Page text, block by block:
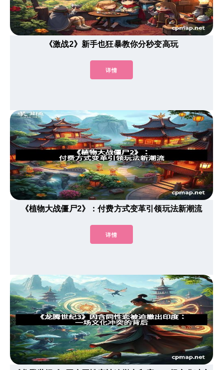
《激战2》新手也狂暴教你分秒变高玩
详情
《植物大战僵尸2》：付费方式变革引领玩法新潮流
详情